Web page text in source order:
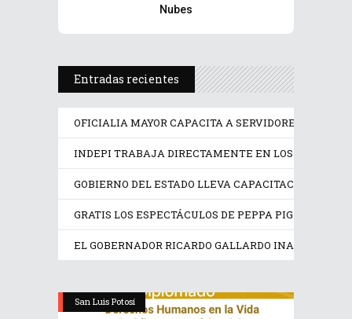
Nubes
Entradas recientes
OFICIALIA MAYOR CAPACITA A SERVIDORES
INDEPI TRABAJA DIRECTAMENTE EN LOS
GOBIERNO DEL ESTADO LLEVA CAPACITACIÓN
GRATIS LOS ESPECTÁCULOS DE PEPPA PIG Y
EL GOBERNADOR RICARDO GALLARDO INAUGURA
San Luis Potosí